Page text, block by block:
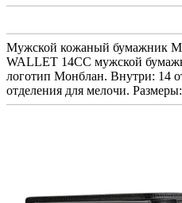
Мужской кожаный бумажник
WALLET 14CC мужской
логотип Монблан. Внутри: 14
отделения для мелочи.